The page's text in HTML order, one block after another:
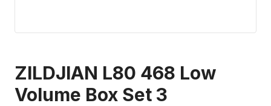
ZILDJIAN L80 468 Low
Volume Box Set 3